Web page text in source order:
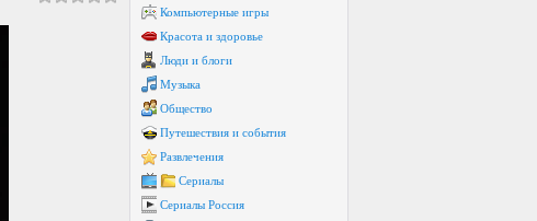
Компьютерные игры
Красота и здоровье
Люди и блоги
Музыка
Общество
Путешествия и события
Развлечения
Сериалы
Сериалы Россия